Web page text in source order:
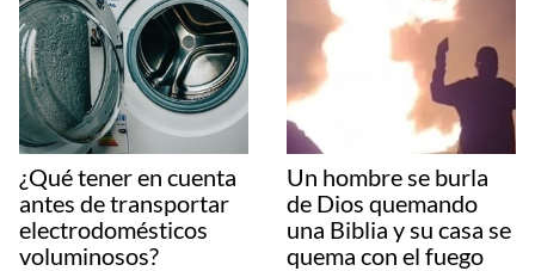
¿Qué tener en cuenta
antes de transportar
electrodomésticos
voluminosos?
Un hombre se burla
de Dios quemando
una Biblia y su casa se
quema con el fuego